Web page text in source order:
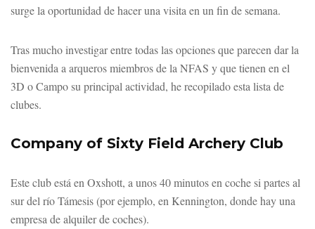
surge la oportunidad de hacer una visita en un fin de semana.
Tras mucho investigar entre todas las opciones que parecen dar la
bienvenida a arqueros miembros de la NFAS y que tienen en el
3D o Campo su principal actividad, he recopilado esta lista de
clubes.
Company of Sixty Field Archery Club
Este club está en Oxshott, a unos 40 minutos en coche si partes al
sur del río Támesis (por ejemplo, en Kennington, donde hay una
empresa de alquiler de coches).